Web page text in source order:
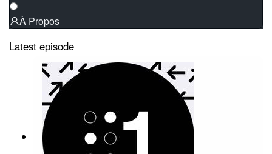
À Propos
Latest episode